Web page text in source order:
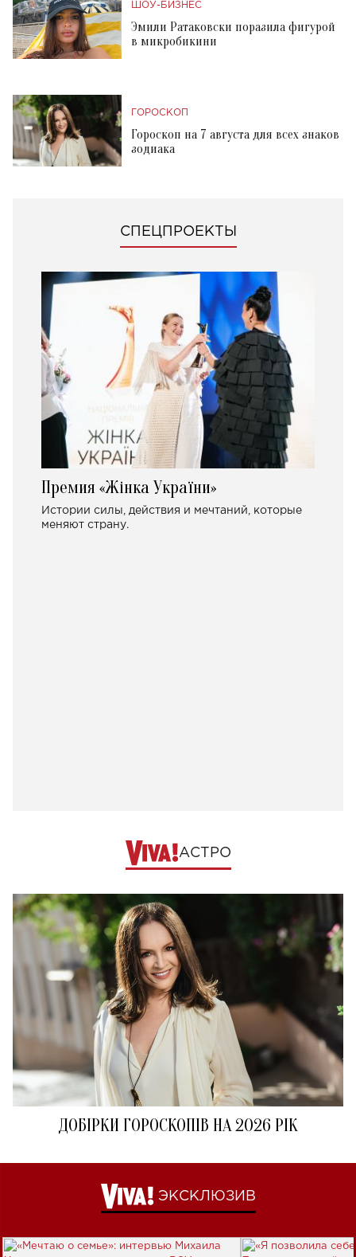
ШОУ-БИЗНЕС
Эмили Ратаковски поразила фигурой
в микробикини
ГОРОСКОП
Гороскоп на 7 августа для всех знаков
зодиака
СПЕЦПРОЕКТЫ
Премия «Жінка України»
Истории силы, действия и мечтаний, которые
меняют страну.
АСТРО
ДОБІРКИ ГОРОСКОПІВ НА 2026 РІК
ЭКСКЛЮЗИВ